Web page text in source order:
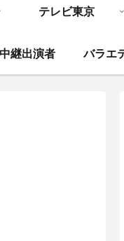
テレビ東京
継出演者 バラエ